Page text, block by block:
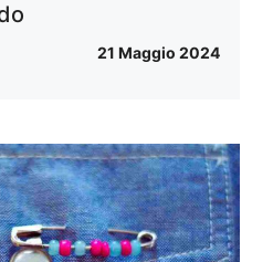
21 Maggio 2024